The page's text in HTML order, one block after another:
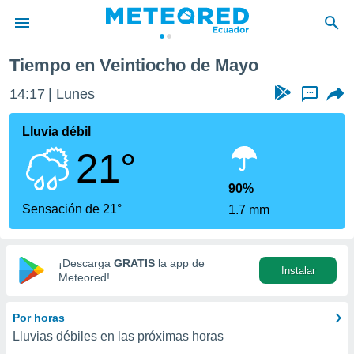
de
ha
para
que se
calidad.
a este
las
y
digital
basada
Tiempo en Veintiocho de Mayo
14:17 Lunes ...
Lluvia débil
21°
Sensación de 21°
90%
1.7 mm
¡Descarga GRATIS la app de
Meteored!
Instalar
Por horas
Lluvias débiles en las próximas horas